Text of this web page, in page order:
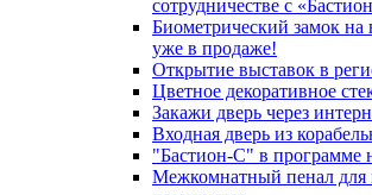
сотрудничестве с
Биометрический замок на
уже в продаже!
Открытие выставок в
Цветное декоративное
Закажи дверь через
Входная дверь из
"Бастион-С" в
Межкомнатный пенал для